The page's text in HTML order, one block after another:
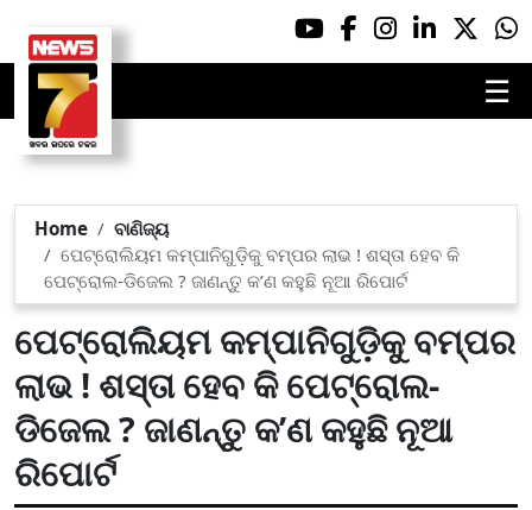
☰
Home
ବାଣିଜ୍ୟ
ପେଟ୍ରୋଲିୟମ କମ୍ପାନିଗୁଡ଼ିକୁ ବମ୍ପର ଲାଭ ! ଶସ୍ତା ହେବ କି
ପେଟ୍ରୋଲ-ଡିଜେଲ ? ଜାଣନ୍ତୁ କ’ଣ କହୁଛି ନୂଆ ରିପୋର୍ଟ
ପେଟ୍ରୋଲିୟମ କମ୍ପାନିଗୁଡ଼ିକୁ ବମ୍ପର
ଲାଭ ! ଶସ୍ତା ହେବ କି ପେଟ୍ରୋଲ-
ଡିଜେଲ ? ଜାଣନ୍ତୁ କ’ଣ କହୁଛି ନୂଆ
ରିପୋର୍ଟ